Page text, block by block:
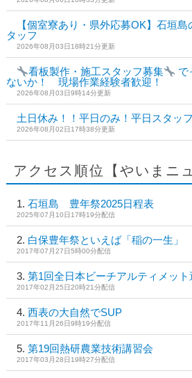
【個室寮あり・県外応募OK】石垣
タッフ
2026年08月03日18時21分更新
看板製作・施工スタッフ募集
で
ないか！ 現場作業経験者歓迎！
2026年08月03日9時14分更新
土日休み！！平日のみ！平日スタッフ
2026年08月02日17時38分更新
アクセス順位【やいまニ
石垣島 豊年祭2025日程表
2025年07月10日17時19分配信
白保豊年祭といえば「稲の一生」
2017年07月27日5時00分配信
第1回全日本ビーチアルティメッ
2017年02月25日20時21分配信
西表の大自然でSUP
2017年11月26日9時19分配信
第19回熱研農業技術講習会
2017年03月28日19時27分配信